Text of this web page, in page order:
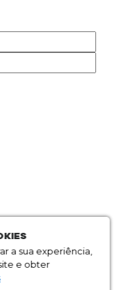
a sua experiência,
e obter